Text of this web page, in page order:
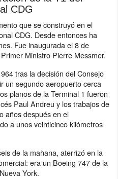
CDG
que se construyó en el
CDG. Desde entonces ha
Fue inaugurada el 8 de
Ministro Pierre Messmer.
tras la decisión del Consejo
un segundo aeropuerto cerca
planos de la Terminal 1 fueron
Paul Andreu y los trabajos de
años después en el
a unos veinticinco kilómetros
de la mañana, aterrizó en la
era un Boeing 747 de la
York.